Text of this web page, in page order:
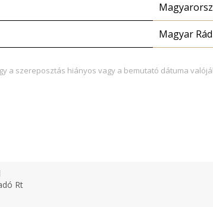
Magyar
a szereposztás hiányos vagy a bemutató dátuma
Rt